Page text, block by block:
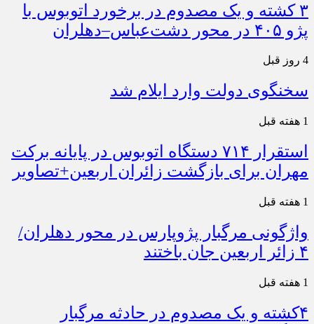
۳ کشته و یک مصدوم در برخورد اتوبوس با
پژو ۴۰۵ در محور دشت‌عباس–دهلران
4 روز قبل
سخنگوی دولت وارد ایلام شد
1 هفته قبل
استقرار ۷۱۴ دستگاه اتوبوس در پایانه برکت
مهران برای بازگشت زائران اربعین+تصاویر
1 هفته قبل
واژگونی مرگبار پژوپارس در محور دهلران/
۴ زائر اربعین جان باختند
1 هفته قبل
۴کشته و یک مصدوم در حادثه مرگبار